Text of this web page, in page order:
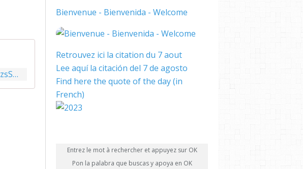
https://open.spotify.com/album/35SRjmTO4Rrqcqqzb1EyAw?si=YQJCDNzsSx2IY9S6lqYJEQ&utm_source=copy-link&dl_branch=1
Bienvenue - Bienvenida - Welcome
Retrouvez ici la citation du 7 aout
Lee aquí la citación del 7 de agosto
Find here the quote of the day (in
French)
Entrez le mot à rechercher et appuyez sur OK
Pon la palabra que buscas y apoya en OK